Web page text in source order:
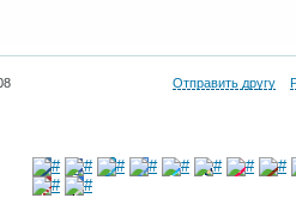
Отправить другу